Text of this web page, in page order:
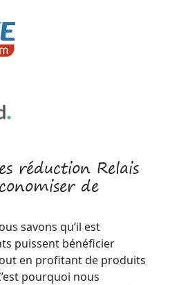
réduction Relais
de
savons qu’il est
puissent bénéficier
en profitant de produits
pourquoi nous